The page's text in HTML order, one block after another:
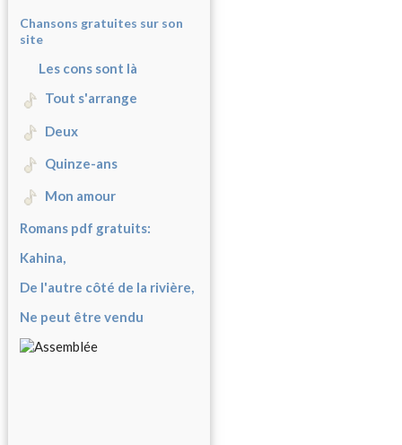
Chansons gratuites sur son
site
Les cons sont là
Tout s'arrange
Deux
Quinze-ans
Mon amour
Romans pdf gratuits:
Kahina,
De l'autre côté de la rivière,
Ne peut être vendu